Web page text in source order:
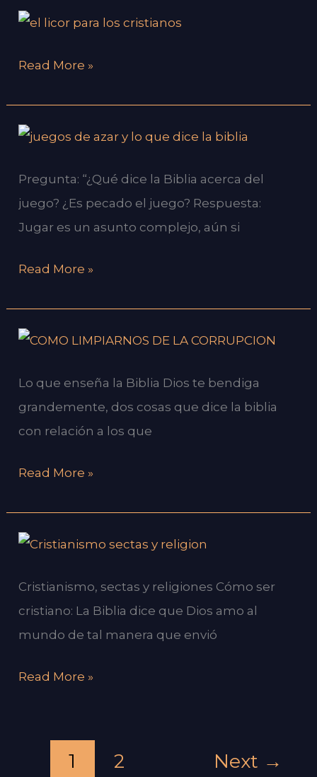
¿Qué
la
de
alcohol
y
vino?
Read More »
Pregunta: “¿Qué dice la Biblia acerca del
juego? ¿Es pecado el juego? Respuesta:
Jugar es un asunto complejo, aún si
¿Nos
la
Biblia
de
azar?
Read More »
Lo que enseña la Biblia Dios te bendiga
grandemente, dos cosas que dice la biblia
con relación a los que
¿SI
SOY
CRISTIANO
Y
POR
SIGO
EN
PECADO?
Read More »
Cristianismo, sectas y religiones Cómo ser
cristiano: La Biblia dice que Dios amo al
mundo de tal manera que envió
Cristianismo
y
religiones
Read More »
1 2 Next →